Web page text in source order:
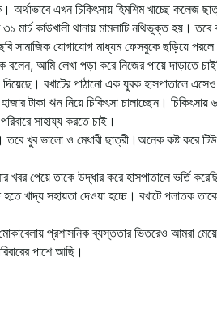
অর্থাভাবে এখন চিকিৎসায় হিমশিম খাচ্ছে কলেজ
মার্চ কাউখালী থানায় মামলাটি নথিভূক্ত হয়।
সামাজিক যোগাযোগ মাধ্যম ফেসবুকে ছড়িয়ে পরলে
আমি লেখা পড়া করে নিজের পায়ে দাড়াতে
বখাটের পাঠানো এক যুবক হাসপাতালে
টাকা ঋন নিয়ে চিকিৎসা চালাচ্ছেন।
সাহায্য করতে চাই।
খুব ভালো ও মেধাবী ছাত্রী।অনেক কষ্ট করে
পেয়ে তাকে উদ্ধার করে হাসপাতালে ভর্তি
খাদ্য সহায়তা দেওয়া হচ্চে। বখাটে পলাতক
মোকাবেলায় প্রশাসনিক ব্যস্ততার ভিতরেও আমরা
পাশে আছি।